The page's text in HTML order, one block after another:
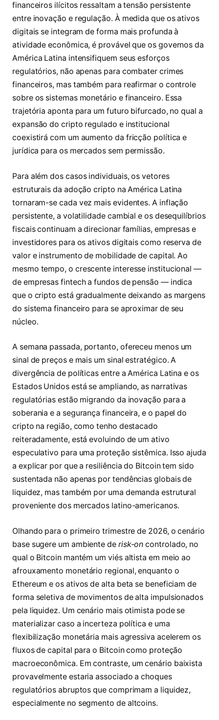
financeiros ilícitos ressaltam a tensão persistente
entre inovação e regulação. À medida que os ativos
digitais se integram de forma mais profunda à
atividade econômica, é provável que os governos da
América Latina intensifiquem seus esforços
regulatórios, não apenas para combater crimes
financeiros, mas também para reafirmar o controle
sobre os sistemas monetário e financeiro. Essa
trajetória aponta para um futuro bifurcado, no qual a
expansão do cripto regulado e institucional
coexistirá com um aumento da fricção política e
jurídica para os mercados sem permissão.
Para além dos casos individuais, os vetores
estruturais da adoção cripto na América Latina
tornaram-se cada vez mais evidentes. A inflação
persistente, a volatilidade cambial e os desequilíbrios
fiscais continuam a direcionar famílias, empresas e
investidores para os ativos digitais como reserva de
valor e instrumento de mobilidade de capital. Ao
mesmo tempo, o crescente interesse institucional —
de empresas fintech a fundos de pensão — indica
que o cripto está gradualmente deixando as margens
do sistema financeiro para se aproximar de seu
núcleo.
A semana passada, portanto, ofereceu menos um
sinal de preços e mais um sinal estratégico. A
divergência de políticas entre a América Latina e os
Estados Unidos está se ampliando, as narrativas
regulatórias estão migrando da inovação para a
soberania e a segurança financeira, e o papel do
cripto na região, como tenho destacado
reiteradamente, está evoluindo de um ativo
especulativo para uma proteção sistêmica. Isso ajuda
a explicar por que a resiliência do Bitcoin tem sido
sustentada não apenas por tendências globais de
liquidez, mas também por uma demanda estrutural
proveniente dos mercados latino-americanos.
Olhando para o primeiro trimestre de 2026, o cenário
base sugere um ambiente de risk-on controlado, no
qual o Bitcoin mantém um viés altista em meio ao
afrouxamento monetário regional, enquanto o
Ethereum e os ativos de alta beta se beneficiam de
forma seletiva de movimentos de alta impulsionados
pela liquidez. Um cenário mais otimista pode se
materializar caso a incerteza política e uma
flexibilização monetária mais agressiva acelerem os
fluxos de capital para o Bitcoin como proteção
macroeconômica. Em contraste, um cenário baixista
provavelmente estaria associado a choques
regulatórios abruptos que comprimam a liquidez,
especialmente no segmento de altcoins.